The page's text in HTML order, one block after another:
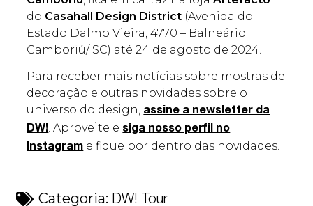
do Casahall Design District (Avenida do
Estado Dalmo Vieira, 4770 – Balneário
Camboriú/ SC) até 24 de agosto de 2024.
Para receber mais notícias sobre mostras de
decoração e outras novidades sobre o
universo do design, assine a newsletter da
DW!. Aproveite e siga nosso perfil no
Instagram e fique por dentro das novidades.
Categoria: DW! Tour